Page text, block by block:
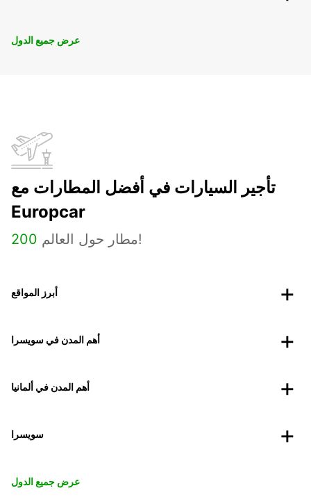
عرض جميع الدول
تأجير السيارات في أفضل المطارات مع
Europcar
200 مطار حول العالم!
أبرز المواقع
أهم المدن في سويسرا
أهم المدن في ألمانيا
سويسرا
عرض جميع الدول